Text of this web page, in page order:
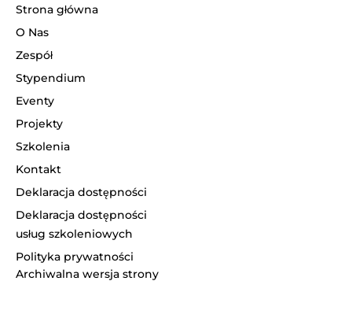
Strona główna
O Nas
Zespół
Stypendium
Eventy
Projekty
Szkolenia
Kontakt
Deklaracja dostępności
Deklaracja dostępności
usług szkoleniowych
Polityka prywatności
Archiwalna wersja strony